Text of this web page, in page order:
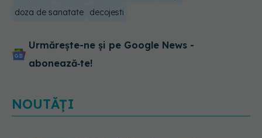
doza de sanatate
decojesti
Urmărește-ne și pe Google News -
abonează‑te!
NOUTĂȚI